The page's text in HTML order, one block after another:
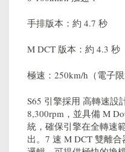
手排版本：約 4.7 秒
M DCT 版本：約 4.3 秒
極速：250km/h（電子限
S65 引擎採用 高轉速設
8,300rpm，並具備 M
統，確保引擎在全轉速
出。7 速 M DCT 雙離